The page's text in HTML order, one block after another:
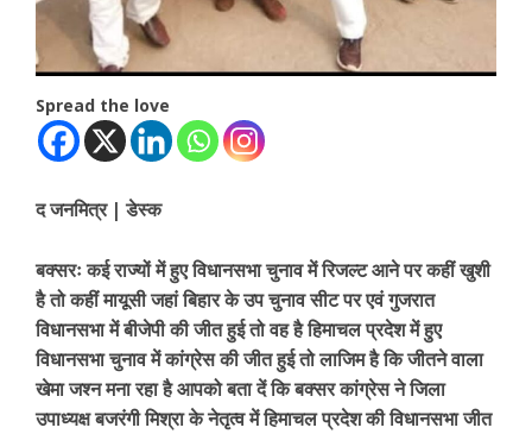
Spread the love
द जनमित्र | डेस्क
बक्सरः कई राज्यों में हुए विधानसभा चुनाव में रिजल्ट आने पर कहीं खुशी
है तो कहीं मायूसी जहां बिहार के उप चुनाव सीट पर एवं गुजरात
विधानसभा में बीजेपी की जीत हुई तो वह है हिमाचल प्रदेश में हुए
विधानसभा चुनाव में कांग्रेस की जीत हुई तो लाजिम है कि जीतने वाला
खेमा जश्न मना रहा है आपको बता दें कि बक्सर कांग्रेस ने जिला
उपाध्यक्ष बजरंगी मिश्रा के नेतृत्व में हिमाचल प्रदेश की विधानसभा जीत